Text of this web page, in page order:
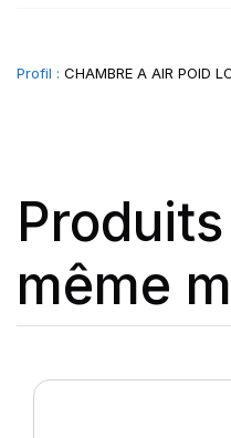
Profil : CHAMBRE A AIR POID
même